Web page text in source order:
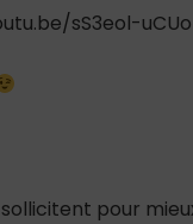
sS3eol-uCUo
pour